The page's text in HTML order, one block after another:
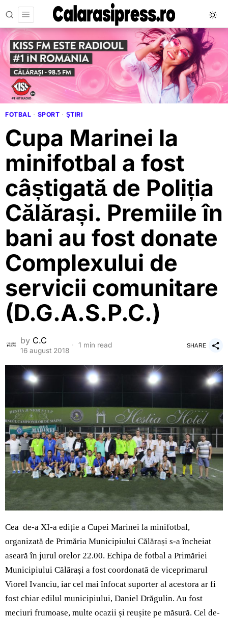
FOTBAL · SPORT · ȘTIRI
Cupa Marinei la
minifotbal a fost
câștigată de Poliția
Călărași. Premiile în
bani au fost donate
Complexului de
servicii comunitare
(D.G.A.S.P.C.)
by C.C
16 august 2018
1 min read SHARE
Cea de-a XI-a ediție a Cupei Marinei la minifotbal,
organizată de Primăria Municipiului Călărași s-a încheiat
aseară în jurul orelor 22.00. Echipa de fotbal a Primăriei
Municipiului Călărași a fost coordonată de viceprimarul
Viorel Ivanciu, iar cel mai înfocat suporter al acestora ar fi
fost chiar edilul municipiului, Daniel Drăgulin. Au fost
meciuri frumoase, multe ocazii și reușite pe măsură. Cel de-